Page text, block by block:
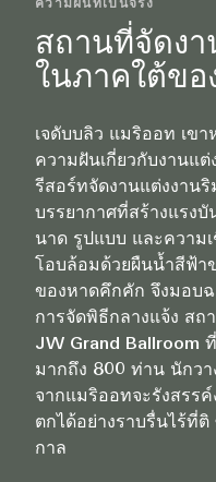
ความฝันที่เป็นจริง
สถานที่จัดง
ในภาคใต้ขอ
เจดับบลิว แมริออท เข
ความฝันเกี่ยวกับงานแต่
รีสอร์ทจัดงานแต่งงาน
บรรยากาศที่สร้างแรง
นาด รูปแบบ และความ
โอบล้อมด้วยผืนน้ำสีฟ้า
ของหาดคึกคัก จึงมอบ
การจัดพิธีกลางแจ้ง สถ
JW Grand Ballroom
มากถึง 800 ท่าน นักวา
จากแมริออทจะรังสรร
ตกได้อย่างราบรื่นไร้ที่
กาล